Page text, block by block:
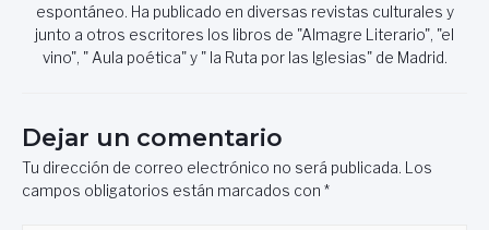
espontáneo. Ha publicado en diversas revistas culturales y
junto a otros escritores los libros de "Almagre Literario", "el
vino", " Aula poética" y " la Ruta por las Iglesias" de Madrid.
Dejar un comentario
Tu dirección de correo electrónico no será publicada. Los
campos obligatorios están marcados con *